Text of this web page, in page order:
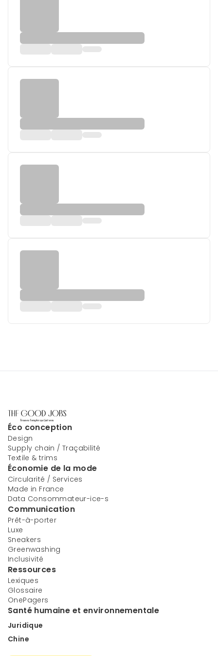
Éco conception
Design
Supply chain / Traçabilité
Textile & trims
Économie de la mode
Circularité / Services
Made in France
Data Consommateur-ice-s
Communication
Prêt-à-porter
Luxe
Sneakers
Greenwashing
Inclusivité
Ressources
Lexiques
Glossaire
OnePagers
Santé humaine et environnementale
Juridique
Chine